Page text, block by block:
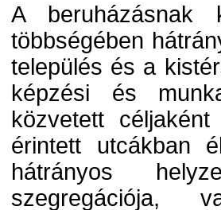
A beruházásnak
többségében
település és a
képzési és
közvetett
érintett utcákban
hátrányos
szegregációja,